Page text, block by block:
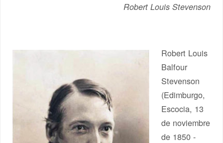
Robert Louis Stevenson
Robert Louis
Balfour
Stevenson
(Edimburgo,
Escocia, 13
de noviembre
de 1850 -